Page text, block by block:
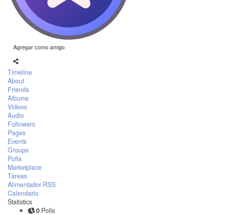
Agregar como amigo
Timeline
About
Friends
Albums
Videos
Audio
Followers
Pages
Events
Groups
Polls
Marketplace
Tareas
Alimentador RSS
Calendario
Statistics
0 Polls